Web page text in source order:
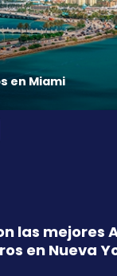
en Miami
las mejores
en Nueva